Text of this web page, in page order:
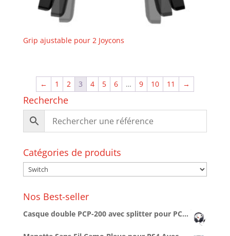
Grip ajustable pour 2 Joycons
← 1 2 3 4 5 6 … 9 10 11 →
Recherche
Catégories de produits
Nos Best-seller
Casque double PCP-200 avec splitter pour PC/PS4/PS5/XBOXONE/SERIESX/SWITCH